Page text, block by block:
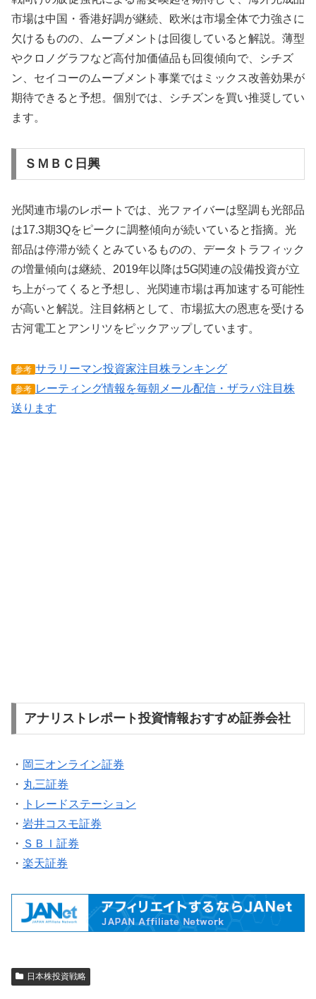
市場は中国・香港好調が継続、欧米は市場全体で力強さに
欠けるものの、ムーブメントは回復していると解説。薄型
やクロノグラフなど高付加価値品も回復傾向で、シチズ
ン、セイコーのムーブメント事業ではミックス改善効果が
期待できると予想。個別では、シチズンを買い推奨してい
ます。
ＳＭＢＣ日興
光関連市場のレポートでは、光ファイバーは堅調も光部品
は17.3期3Qをピークに調整傾向が続いていると指摘。光
部品は停滞が続くとみているものの、データトラフィック
の増量傾向は継続、2019年以降は5G関連の設備投資が立
ち上がってくると予想し、光関連市場は再加速する可能性
が高いと解説。注目銘柄として、市場拡大の恩恵を受ける
古河電工とアンリツをピックアップしています。
参考 サラリーマン投資家注目株ランキング
参考 レーティング情報を毎朝メール配信・ザラバ注目株
送ります
アナリストレポート投資情報おすすめ証券会社
・ 岡三オンライン証券
・ 丸三証券
・
トレードステーション
・ 岩井コスモ証券
・ ＳＢＩ証券
・ 楽天証券
日本株投資戦略